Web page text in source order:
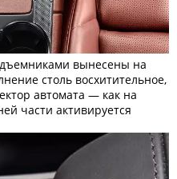
вынесены на
столь восхитительное,
автомата — как на
части активируется